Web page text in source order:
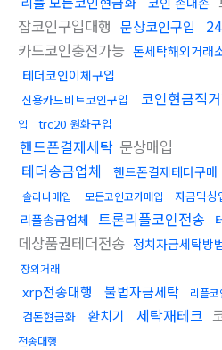
잡코인구입대행 문상코인구입
카드코인충전가능 돈세탁해외거래
테더코인이체구입
신용카드비트코인구입 코인현금직
입
trc20 원화구입
핸드폰결제세탁 문상매입
테더송금업체
핸드폰결제테더구매
솔라나매입 모든코인고가매입 자금믹싱
리플송금업체 트론리플코인전송
데상품권테더전송 정치자금세탁방
장외거래
xrp전송대행 불법자금세탁 리플
검돈현금화 환치기 세탁재테크
전송대행